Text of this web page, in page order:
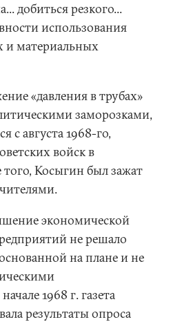
добиться резкого...
использования
материальных
«давления в трубах»
заморозками,
с августа 1968-го,
войск в
Косыгин был зажат
экономической
не решало
на плане и не
1968 г. газета
результаты опроса